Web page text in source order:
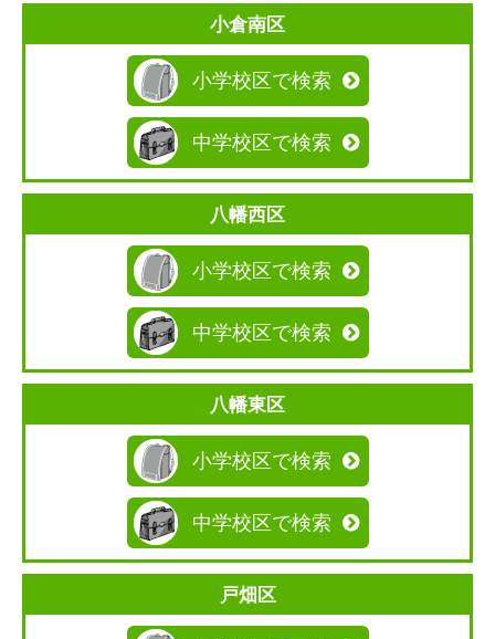
小倉南区
小学校区で検索
中学校区で検索
八幡西区
小学校区で検索
中学校区で検索
八幡東区
小学校区で検索
中学校区で検索
戸畑区